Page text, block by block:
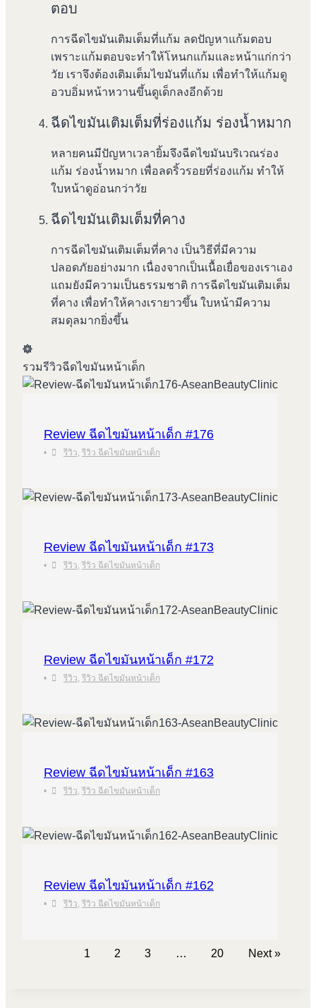
ตอบ
การฉีดไขมันเติมเต็มที่แก้ม ลดปัญหาแก้มตอบ
เพราะแก้มตอบจะทำให้โหนกแก้มและหน้าแก่กว่า
วัย เราจึงต้องเติมเต็มไขมันที่แก้ม เพื่อทำให้แก้มดู
อวบอิ่มหน้าหวานขึ้นดูเด็กลงอีกด้วย
ฉีดไขมันเติมเต็มที่ร่องแก้ม ร่องน้ำหมาก
หลายคนมีปัญหาเวลายิ้มจึงฉีดไขมันบริเวณร่อง
แก้ม ร่องน้ำหมาก เพื่อลดริ้วรอยที่ร่องแก้ม ทำให้
ใบหน้าดูอ่อนกว่าวัย
ฉีดไขมันเติมเต็มที่คาง
การฉีดไขมันเติมเต็มที่คาง เป็นวิธีที่มีความ
ปลอดภัยอย่างมาก เนื่องจากเป็นเนื้อเยื่อของเราเอง
แถมยังมีความเป็นธรรมชาติ การฉีดไขมันเติมเต็ม
ที่คาง เพื่อทำให้คางเรายาวขึ้น ใบหน้ามีความ
สมดุลมากยิ่งขึ้น
รวมรีวิวฉีดไขมันหน้าเด็ก
Review ฉีดไขมันหน้าเด็ก #176
• รีวิว, รีวิว ฉีดไขมันหน้าเด็ก
Review ฉีดไขมันหน้าเด็ก #173
• รีวิว, รีวิว ฉีดไขมันหน้าเด็ก
Review ฉีดไขมันหน้าเด็ก #172
• รีวิว, รีวิว ฉีดไขมันหน้าเด็ก
Review ฉีดไขมันหน้าเด็ก #163
• รีวิว, รีวิว ฉีดไขมันหน้าเด็ก
Review ฉีดไขมันหน้าเด็ก #162
• รีวิว, รีวิว ฉีดไขมันหน้าเด็ก
1 2 3 … 20 Next »